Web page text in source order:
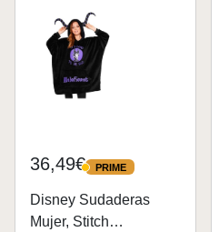
Mujeres,...
36,49€ PRIME
PRIME
Disney Sudaderas
Mujer, Stitch